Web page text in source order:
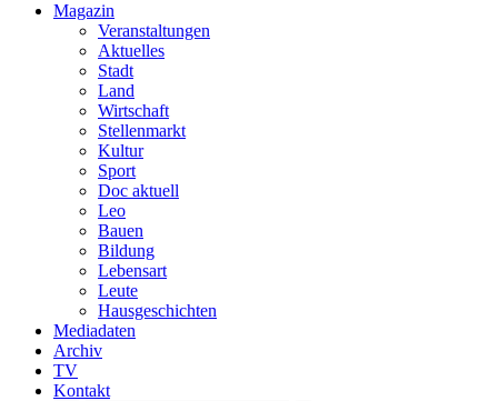
Magazin
Veranstaltungen
Aktuelles
Stadt
Land
Wirtschaft
Stellenmarkt
Kultur
Sport
Doc aktuell
Leo
Bauen
Bildung
Lebensart
Leute
Hausgeschichten
Mediadaten
Archiv
TV
Kontakt